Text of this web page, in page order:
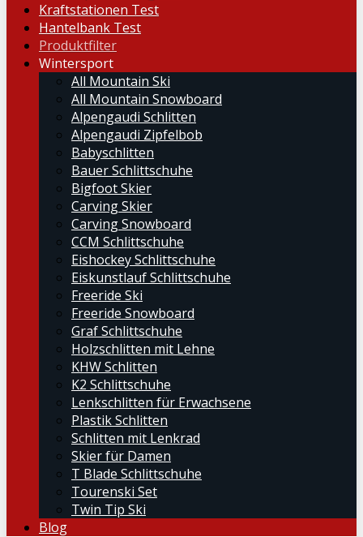
Kraftstationen Test
Hantelbank Test
Produktfilter
Wintersport
All Mountain Ski
All Mountain Snowboard
Alpengaudi Schlitten
Alpengaudi Zipfelbob
Babyschlitten
Bauer Schlittschuhe
Bigfoot Skier
Carving Skier
Carving Snowboard
CCM Schlittschuhe
Eishockey Schlittschuhe
Eiskunstlauf Schlittschuhe
Freeride Ski
Freeride Snowboard
Graf Schlittschuhe
Holzschlitten mit Lehne
KHW Schlitten
K2 Schlittschuhe
Lenkschlitten für Erwachsene
Plastik Schlitten
Schlitten mit Lenkrad
Skier für Damen
T Blade Schlittschuhe
Tourenski Set
Twin Tip Ski
Blog